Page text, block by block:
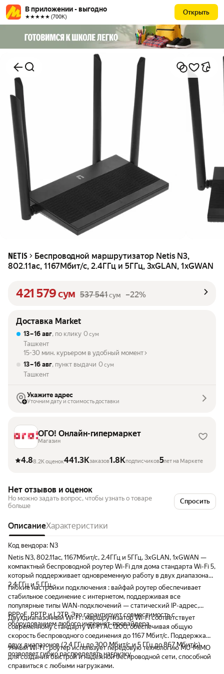
В приложении - выгодно
★★★★★ (700К)
Открыть
NETIS
Беспроводной маршрутизатор Netis N3,
802.11ac, 1167Мбит/с, 2.4ГГц и 5ГГц, 3xGLAN, 1xGWAN
421 579сум 537 541сум –22%
Доставка Market
13 – 16 авг, по клику 0 сум
Ташкент
15-30 мин. курьером в удобный момент
13 – 16 авг, пункт выдачи 0 сум
Ташкент
Укажите адрес
Уточним дату и стоимость доставки
ОГО! Онлайн-гипермаркет
Магазин
4.88.2K оценок441.3Kзаказов1.8Kподписчиков5лет на Маркете
Нет отзывов и оценок
Но можно задать вопрос, чтобы узнать о товаре
больше
Спросить
ОписаниеХарактеристики
Код вендора: N3
Netis N3, 802.11ac, 1167Мбит/с, 2.4ГГц и 5ГГц, 3xGLAN, 1xGWAN —
компактный беспроводной роутер Wi-Fi для дома стандарта Wi-Fi 5,
который поддерживает одновременную работу в двух диапазонах:
2,4 ГГц и 5 ГГц.
Гибкие настройки подключения : вайфай роутер обеспечивает
стабильное соединение с интернетом, поддерживая все
популярные типы WAN-подключений — статический IP-адрес,
PPPoE, PPTP и L2TP. Это гарантирует совместимость с
оборудованием любого интернет-провайдера.
Двухдиапазонный Wi-Fi : маршрутизатор Wi-Fi соответствует
современному стандарту Wi-Fi AC1200, обеспечивая общую
скорость беспроводного соединения до 1167 Мбит/с. Поддержка
двух диапазонов (2.4 ГГц до 300 Мбит/с и 5 ГГц до 867 Мбит/с)
позволяет гибко распределять нагрузку.
Умный Wi-Fi : роутер использует передовую технологию MU-MIMO
для создания быстрой и надёжной беспроводной сети, способной
справиться с любыми нагрузками.